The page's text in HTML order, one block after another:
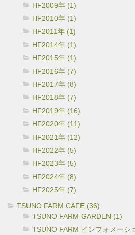
HF2009年 (1)
HF2010年 (1)
HF2011年 (1)
HF2014年 (1)
HF2015年 (1)
HF2016年 (7)
HF2017年 (8)
HF2018年 (7)
HF2019年 (16)
HF2020年 (11)
HF2021年 (12)
HF2022年 (5)
HF2023年 (5)
HF2024年 (8)
HF2025年 (7)
TSUNO FARM CAFE (36)
TSUNO FARM GARDEN (1)
TSUNO FARM インフォメーシ